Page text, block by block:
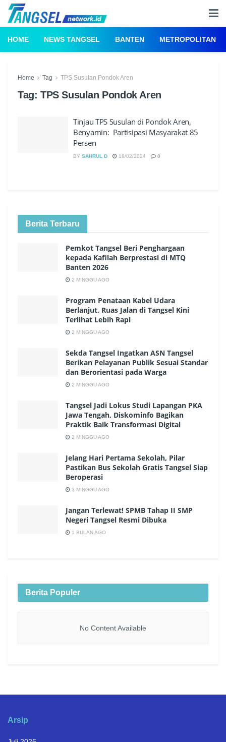
HOME NEWS TANGSEL BANTEN METROPOLITAN
Home Tag TPS Susulan Pondok Aren
Tag: TPS Susulan Pondok Aren
Tinjau TPS Susulan di Pondok Aren,
Benyamin: Partisipasi Masyarakat 85
Persen
BY SAHRUL D 18/02/2024 0
Berita Terbaru
Pemkot Tangsel Beri Penghargaan
kepada Kafilah Berprestasi di MTQ
Banten 2026
2 MINGGU AGO
Program Penataan Kabel Udara
Berlanjut, Ruas Jalan di Tangsel Kini
Terlihat Lebih Rapi
2 MINGGU AGO
Sekda Tangsel Ingatkan ASN Tangsel
Berikan Pelayanan Publik Sesuai Standar
dan Berorientasi pada Warga
2 MINGGU AGO
Tangsel Jadi Lokus Studi Lapangan PKA
Jawa Tengah, Diskominfo Bagikan
Praktik Baik Transformasi Digital
2 MINGGU AGO
Jelang Hari Pertama Sekolah, Pilar
Pastikan Bus Sekolah Gratis Tangsel Siap
Beroperasi
3 MINGGU AGO
Jangan Terlewat! SPMB Tahap II SMP
Negeri Tangsel Resmi Dibuka
1 BULAN AGO
Berita Populer
No Content Available
Arsip